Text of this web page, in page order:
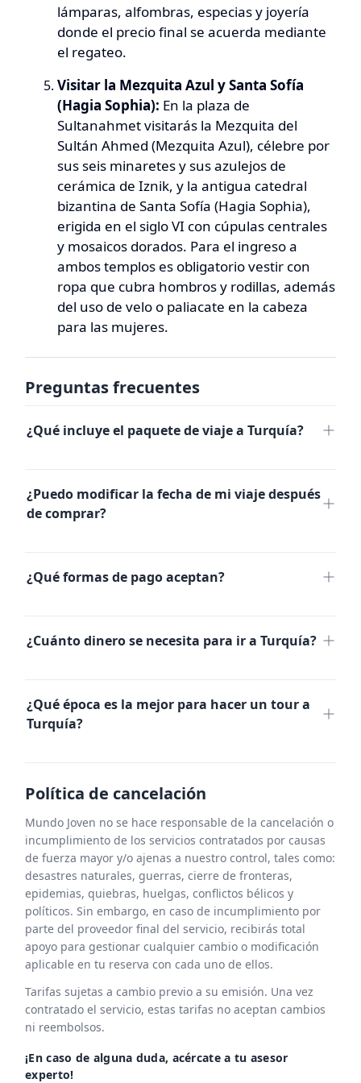
lámparas, alfombras, especias y joyería
donde el precio final se acuerda mediante
el regateo.
Visitar la Mezquita Azul y Santa Sofía
(Hagia Sophia): En la plaza de
Sultanahmet visitarás la Mezquita del
Sultán Ahmed (Mezquita Azul), célebre por
sus seis minaretes y sus azulejos de
cerámica de Iznik, y la antigua catedral
bizantina de Santa Sofía (Hagia Sophia),
erigida en el siglo VI con cúpulas centrales
y mosaicos dorados. Para el ingreso a
ambos templos es obligatorio vestir con
ropa que cubra hombros y rodillas, además
del uso de velo o paliacate en la cabeza
para las mujeres.
Preguntas frecuentes
¿Qué incluye el paquete de viaje a Turquía?
¿Puedo modificar la fecha de mi viaje después
de comprar?
¿Qué formas de pago aceptan?
paquetes tienen tarifas no reembolsables. Te
¿Cuánto dinero se necesita para ir a Turquía?
Hostales y hoteles económicos: 10-30
Hoteles de gama media: 40-80 USD
por noche.
Hoteles de lujo: desde 100 USD en
adelante.
Comida:
Comidas en restaurantes económicos
o puestos callejeros: 3-7 USD por
comida.
Restaurantes medianos: 10-20 USD
¿Qué época es la mejor para hacer un tour a
Turquía?
Primavera (abril a junio):
Clima agradable, temperaturas
suaves y días soleados.
Ideal para visitar tanto las ciudades
como las regiones naturales.
Menos turistas que en verano.
Temperaturas templadas y
agradables.
Perfecto para recorrer sin el calor
Política de cancelación
Mundo Joven no se hace responsable de la cancelación o
incumplimiento de los servicios contratados por causas
de fuerza mayor y/o ajenas a nuestro control, tales como:
desastres naturales, guerras, cierre de fronteras,
epidemias, quiebras, huelgas, conflictos bélicos y
políticos. Sin embargo, en caso de incumplimiento por
parte del proveedor final del servicio, recibirás total
apoyo para gestionar cualquier cambio o modificación
aplicable en tu reserva con cada uno de ellos.
Tarifas sujetas a cambio previo a su emisión. Una vez
contratado el servicio, estas tarifas no aceptan cambios
ni reembolsos.
¡En caso de alguna duda, acércate a tu asesor
experto!